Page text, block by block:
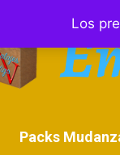
Los
Packs